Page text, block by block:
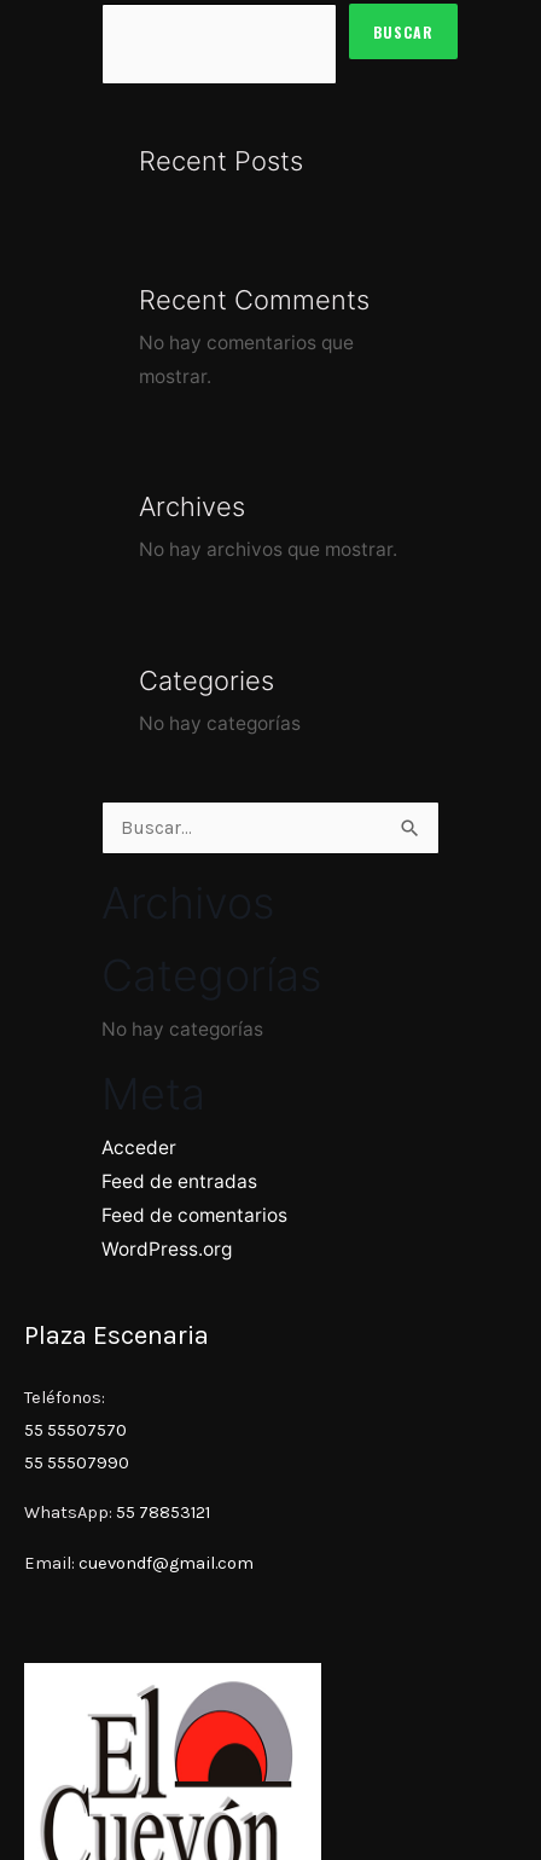
BUSCAR
Recent Posts
Recent Comments
No hay comentarios que
mostrar.
Archives
No hay archivos que mostrar.
Categories
No hay categorías
Buscar
No hay categorías
Acceder
Feed de entradas
Feed de comentarios
WordPress.org
Plaza Escenaria
Teléfonos:
55 55507570
55 55507990
WhatsApp: 55 78853121
Email: cuevondf@gmail.com